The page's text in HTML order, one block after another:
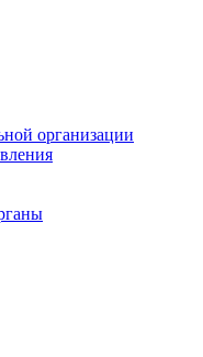
организации